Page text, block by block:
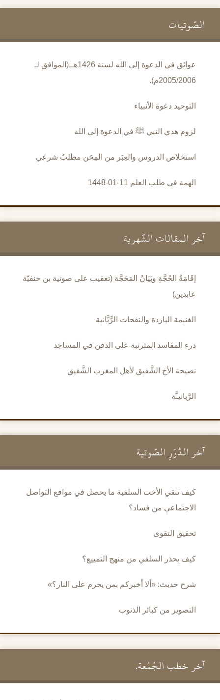
الصَّوتيات
عوائق في الدعوة إلى الله لسنة 1426هــ(الموافق لـ
2005/2006م).
التوحيد دعوة الأنبياء
لزوم هدي النبي ﷺ في الدعوة إلى الله
استخلاص الدروس والعِبَر من المِحَن مطلبٌ شرعي
الهمة في طلب العلم 11-01-1448
آخر المقالات الشَّهرية
إقَامَةُ الحُجَّةِ وبَيَانُ المَحَجَّة (تعقيب على صوتية بن حنفيّة
عابدين)
الغنيمة الباردة والنفحات الرَّبَّانية
درء المفاسد المترتبة على الدفن في المساجد
نصيحة الأخ الشَّفيق لأهل المغرب الشَّقيق
الرَّبانيـَّة
آخر الدُّرَرِ الصَّوتية
كيف تتقي الأخت السلفية ما يحصل في مواقع التواصل
الاجتماعي من فساد؟
تحقيق التقوى
كيف يحذر السلفي من منهج التمييع؟
شرح حديث: «ألا أخبركم بمن يحرم على النار؟»
التصوير من كبائر الذنوب
آخر خطب الجُمُعة.